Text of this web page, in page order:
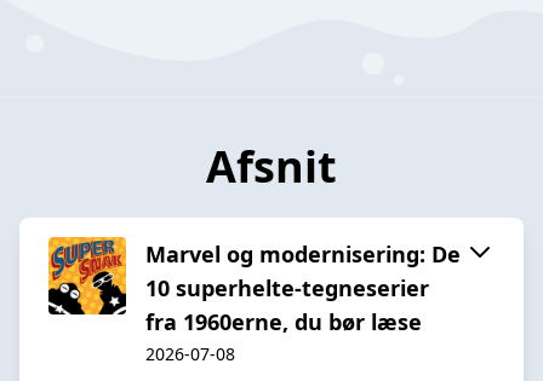
Afsnit
Marvel og modernisering: De
10 superhelte-tegneserier
fra 1960erne, du bør læse
2026-07-08